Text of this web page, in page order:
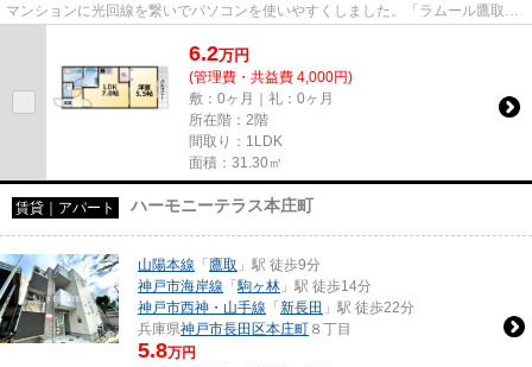
マンションに光回線を繋いでパソコンを使いやすくしました。「ラムール鷹取」
6.2万円
(管理費・共益費 4,000円)
敷：0ヶ月｜礼：0ヶ月
所在階：2階
間取り：1LDK
面積：31.30㎡
賃貸｜アパート ハーモニーテラス本庄町
山陽本線 「 鷹取 」駅 徒歩9分
神戸市海岸線 「駒ヶ林 」駅 徒歩14分
神戸市西神・山手線 「 新長田 」駅 徒歩22分
兵庫県神戸市長田区本庄町 ８丁目
5.8万円